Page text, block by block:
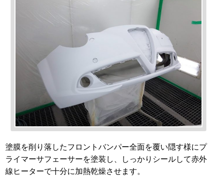
塗膜を削り落したフロントバンパー全面を覆い隠す様にプ
ライマーサフェーサーを塗装し、しっかりシールして赤外
線ヒーターで十分に加熱乾燥させます。